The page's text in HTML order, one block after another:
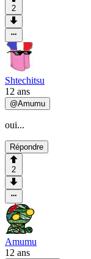
2
Shtechitsu
12 ans
@Amumu
oui...
Répondre
2
Amumu
12 ans